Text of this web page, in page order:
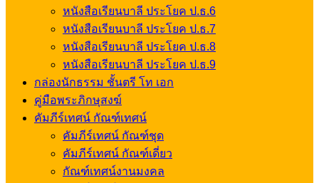
หนังสือเรียนบาลี ประโยค ป.ธ.6
หนังสือเรียนบาลี ประโยค ป.ธ.7
หนังสือเรียนบาลี ประโยค ป.ธ.8
หนังสือเรียนบาลี ประโยค ป.ธ.9
กล่องนักธรรม ชั้นตรี โท เอก
คู่มือพระภิกษุสงฆ์
คัมภีร์เทศน์ กัณฑ์เทศน์
คัมภีร์เทศน์ กัณฑ์ชุด
คัมภีร์เทศน์ กัณฑ์เดี่ยว
กัณฑ์เทศน์งานมงคล